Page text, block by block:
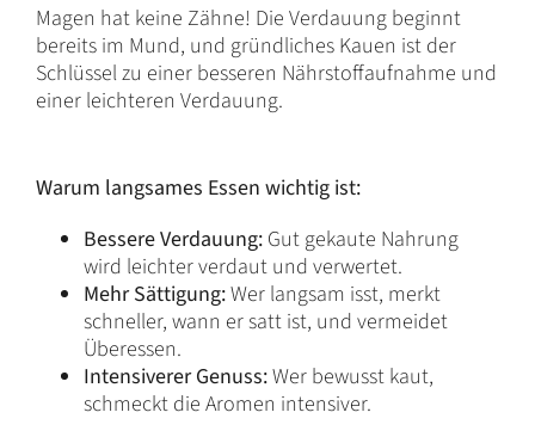
Magen hat keine Zähne! Die Verdauung beginnt
bereits im Mund, und gründliches Kauen ist der
Schlüssel zu einer besseren Nährstoffaufnahme und
einer leichteren Verdauung.
Warum langsames Essen wichtig ist:
Bessere Verdauung:Gut gekaute Nahrung
wird leichter verdaut und verwertet.
Mehr Sättigung:Wer langsam isst, merkt
schneller, wann er satt ist, und vermeidet
Überessen.
Intensiverer Genuss:Wer bewusst kaut,
schmeckt die Aromen intensiver.